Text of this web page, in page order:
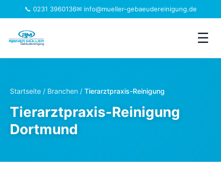
📞 0231 3960136✉ info@mueller-gebaeudereinigung.de
☰
Jobs
Startseite / Branchen / Tierarztpraxis-Reinigung
Tierarztpraxis-Reinigung
Dortmund